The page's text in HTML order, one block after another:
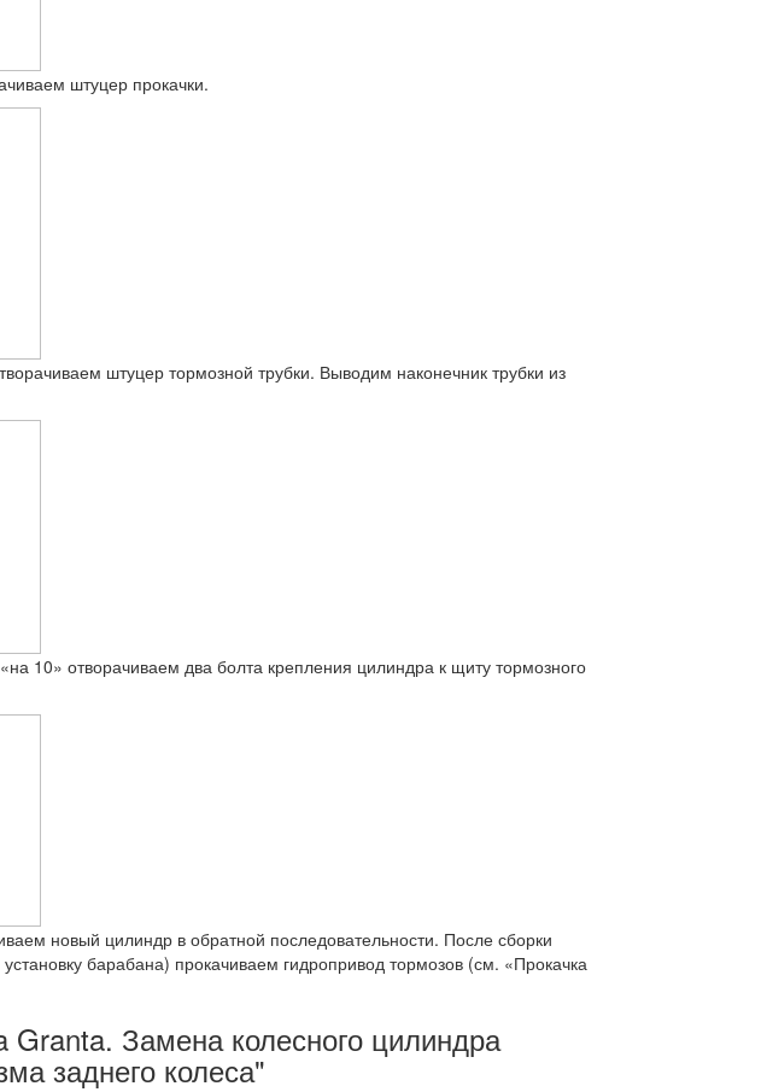
штуцер прокачки.
штуцер тормозной трубки. Выводим наконечник трубки из
10» отворачиваем два болта крепления цилиндра к щиту тормозного
новый цилиндр в обратной последовательности. После сборки
барабана) прокачиваем гидропривод тормозов (см. «Прокачка
Замена колесного цилиндра
заднего колеса"